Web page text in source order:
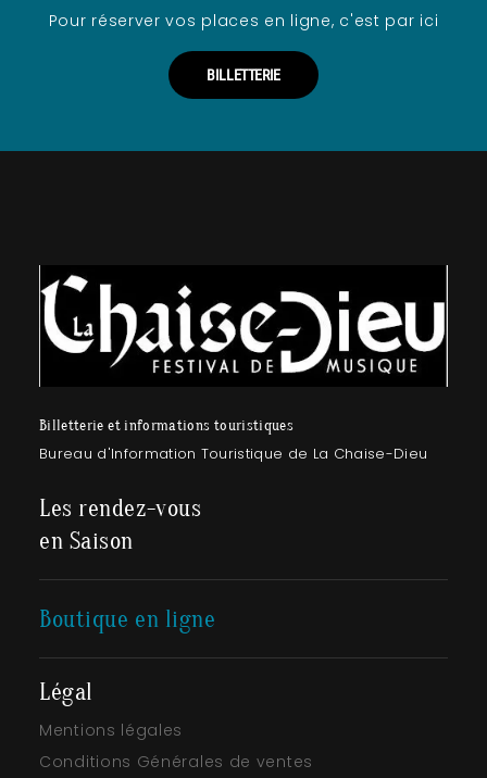
Pour réserver vos places en ligne, c'est par ici
BILLETTERIE
Billetterie et informations touristiques
Bureau d'Information Touristique de La Chaise-Dieu
Les rendez-vous
en Saison
Boutique en ligne
Légal
Mentions légales
Conditions Générales de ventes